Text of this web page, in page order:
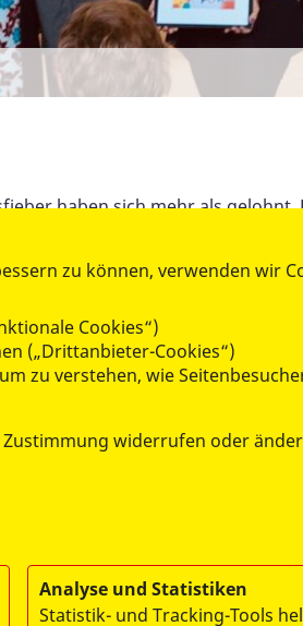
haben sich mehr als
"Nachbarschaft und Soziales"
freuen uns riesig. Denn, mit
Projekt aus der Kategorie teilen.
Potsdam" des Vereins Neues
3-10 jährige Kinder gedacht
auf rund 5 € pro Geschenk.
Initiativen einen absoluten Rekord
zu können, verwenden wir
Cookies“)
(„Drittanbieter-Cookies“)
zu verstehen, wie
widerrufen oder
Analyse und Statistiken
Statistik- und Tracking-Tools